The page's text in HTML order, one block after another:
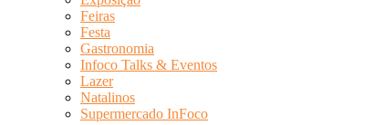
Feiras
Festa
Gastronomia
Infoco Talks & Eventos
Lazer
Natalinos
Supermercado InFoco